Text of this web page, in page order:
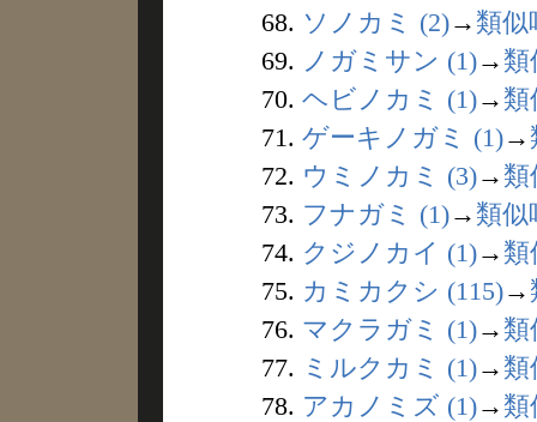
68. ソノカミ (2)→ 類似
69. ノガミサン (1)→ 類
70. ヘビノカミ (1)→ 類
71. ゲーキノガミ (1)→
72. ウミノカミ (3)→ 類
73. フナガミ (1)→ 類似
74. クジノカイ (1)→ 類
75. カミカクシ (115)→
76. マクラガミ (1)→ 類
77. ミルクカミ (1)→ 類
78. アカノミズ (1)→ 類